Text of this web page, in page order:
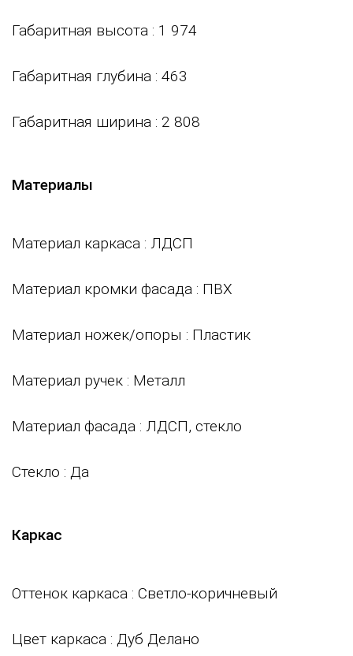
Габаритная высота : 1 974
Габаритная глубина : 463
Габаритная ширина : 2 808
Материалы
Материал каркаса : ЛДСП
Материал кромки фасада : ПВХ
Материал ножек/опоры : Пластик
Материал ручек : Металл
Материал фасада : ЛДСП, стекло
Стекло : Да
Каркас
Оттенок каркаса : Светло-коричневый
Цвет каркаса : Дуб Делано